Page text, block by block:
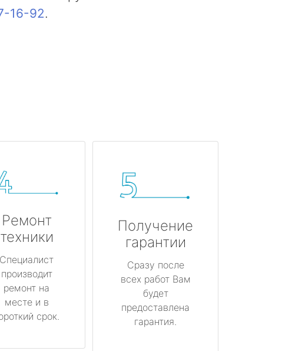
16-92.
Ремонт
техники
Специалист
производит
ремонт на
месте и в
срок.
Получение
гарантии
Сразу после
всех работ Вам
будет
предоставлена
гарантия.